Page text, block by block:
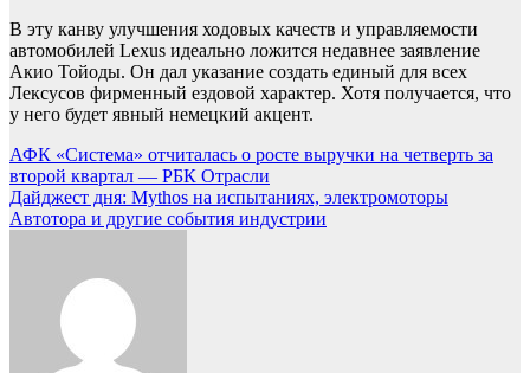
В эту канву улучшения ходовых качеств и управляемости
автомобилей Lexus идеально ложится недавнее заявление
Акио Тойоды. Он дал указание создать единый для всех
Лексусов фирменный ездовой характер. Хотя получается, что
у него будет явный немецкий акцент.
Навигация
по
записям
АФК «Система» отчиталась о росте выручки на четверть за
второй квартал — РБК Отрасли
Дайджест дня: Mythos на испытаниях, электромоторы
Автотора и другие события индустрии